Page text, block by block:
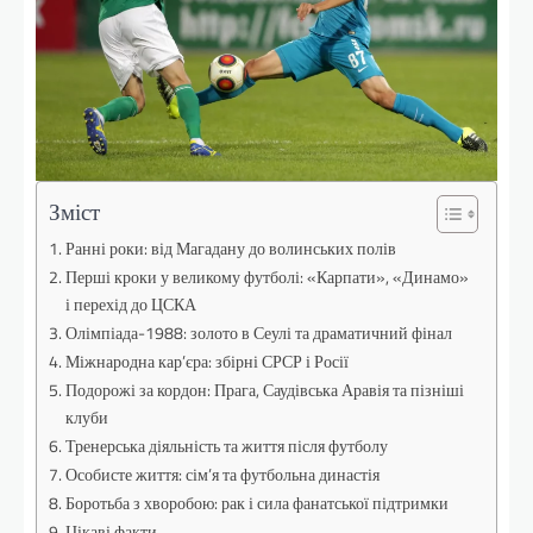
Зміст
Ранні роки: від Магадану до волинських полів
Перші кроки у великому футболі: «Карпати», «Динамо»
і перехід до ЦСКА
Олімпіада-1988: золото в Сеулі та драматичний фінал
Міжнародна кар’єра: збірні СРСР і Росії
Подорожі за кордон: Прага, Саудівська Аравія та пізніші
клуби
Тренерська діяльність та життя після футболу
Особисте життя: сім’я та футбольна династія
Боротьба з хворобою: рак і сила фанатської підтримки